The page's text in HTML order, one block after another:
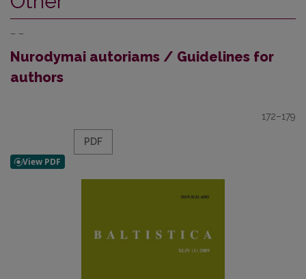
– –
Nurodymai autoriams / Guidelines for
authors
172–179
PDF